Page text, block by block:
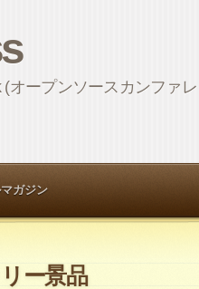
(オープンソースカンファ
ガジン
ー景品